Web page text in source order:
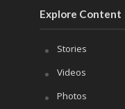
Explore Content
Stories
Videos
Photos